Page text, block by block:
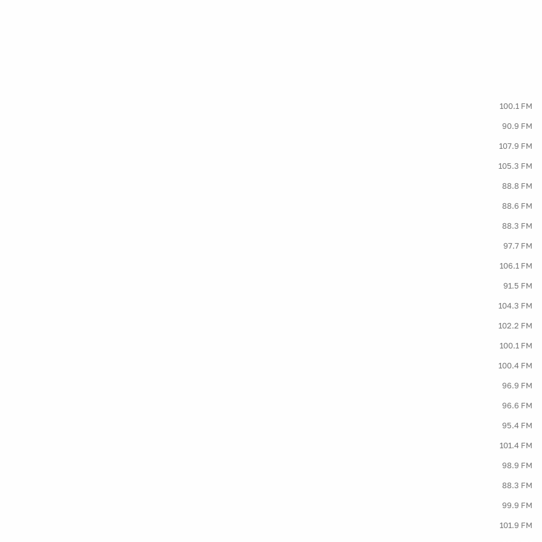
100.1 FM
90.9 FM
107.9 FM
105.3 FM
88.8 FM
88.6 FM
88.3 FM
97.7 FM
106.1 FM
91.5 FM
104.3 FM
102.2 FM
100.1 FM
100.4 FM
96.9 FM
96.6 FM
95.4 FM
101.4 FM
98.9 FM
88.3 FM
99.9 FM
101.9 FM